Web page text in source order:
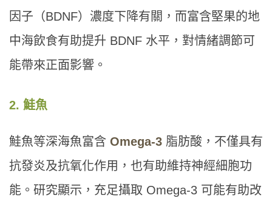
因子（BDNF）濃度下降有關，而富含堅果的地
中海飲食有助提升 BDNF 水平，對情緒調節可
能帶來正面影響。
2. 鮭魚
鮭魚等深海魚富含 Omega-3 脂肪酸，不僅具有
抗發炎及抗氧化作用，也有助維持神經細胞功
能。研究顯示，充足攝取 Omega-3 可能有助改